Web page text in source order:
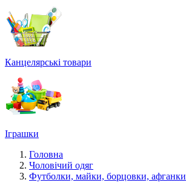
Канцелярські товари
Іграшки
Головна
Чоловічий одяг
Футболки, майки, борцовки, афганки